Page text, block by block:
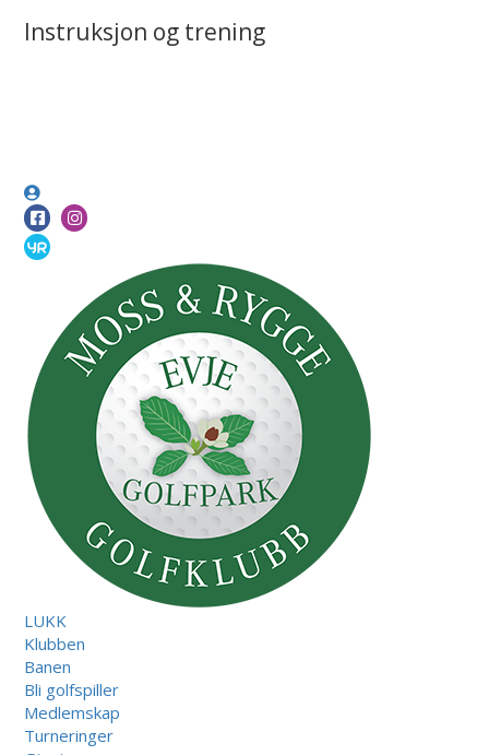
Instruksjon og trening
LUKK
Klubben
Banen
Bli golfspiller
Medlemskap
Turneringer